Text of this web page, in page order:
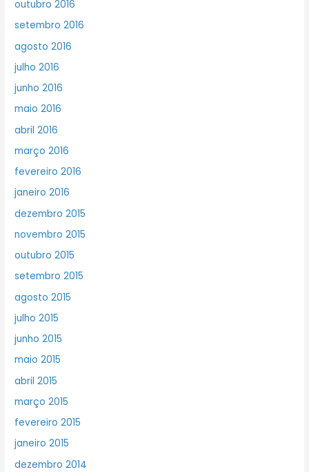
outubro 2016
setembro 2016
agosto 2016
julho 2016
junho 2016
maio 2016
abril 2016
março 2016
fevereiro 2016
janeiro 2016
dezembro 2015
novembro 2015
outubro 2015
setembro 2015
agosto 2015
julho 2015
junho 2015
maio 2015
abril 2015
março 2015
fevereiro 2015
janeiro 2015
dezembro 2014